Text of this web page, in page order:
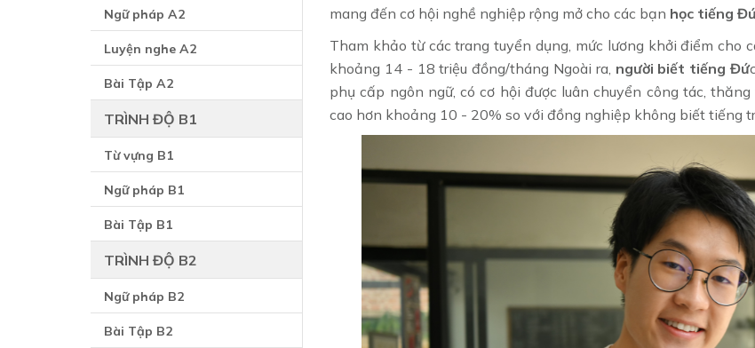
Ngữ pháp A2
Luyện nghe A2
Bài Tập A2
TRÌNH ĐỘ B1
Từ vựng B1
Ngữ pháp B1
Bài Tập B1
TRÌNH ĐỘ B2
Ngữ pháp B2
Bài Tập B2
mang đến cơ hội nghề nghiệp rộng mở cho các bạn học tiếng
Tham khảo từ các trang tuyển dụng, mức lương khởi điểm
khoảng 14 - 18 triệu đồng/tháng Ngoài ra, người biết tiếng Đứ
phụ cấp ngôn ngữ, có cơ hội được luân chuyển công tác,
cao hơn khoảng 10 - 20% so với đồng nghiệp không biết tiếng